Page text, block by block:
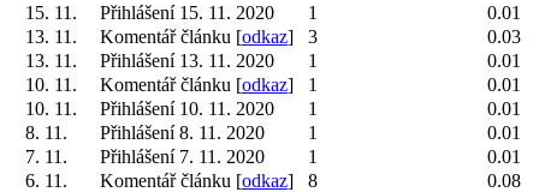
15. 11.
Přihlášení 15. 11. 2020 1
0.01
13. 11.
Komentář článku [odkaz] 3
0.03
13. 11.
Přihlášení 13. 11. 2020 1
0.01
10. 11.
Komentář článku [odkaz] 1
0.01
10. 11.
Přihlášení 10. 11. 2020 1
0.01
8. 11.
Přihlášení 8. 11. 2020 1
0.01
7. 11.
Přihlášení 7. 11. 2020 1
0.01
6. 11.
Komentář článku [odkaz] 8
0.08